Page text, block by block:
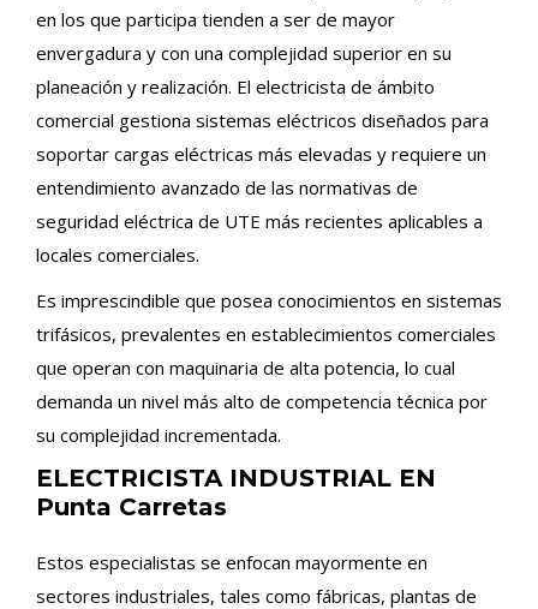
en los que participa tienden a ser de mayor
envergadura y con una complejidad superior en su
planeación y realización. El electricista de ámbito
comercial gestiona sistemas eléctricos diseñados para
soportar cargas eléctricas más elevadas y requiere un
entendimiento avanzado de las normativas de
seguridad eléctrica de UTE más recientes aplicables a
locales comerciales.
Es imprescindible que posea conocimientos en sistemas
trifásicos, prevalentes en establecimientos comerciales
que operan con maquinaria de alta potencia, lo cual
demanda un nivel más alto de competencia técnica por
su complejidad incrementada.
ELECTRICISTA INDUSTRIAL EN
Punta Carretas
Estos especialistas se enfocan mayormente en
sectores industriales, tales como fábricas, plantas de